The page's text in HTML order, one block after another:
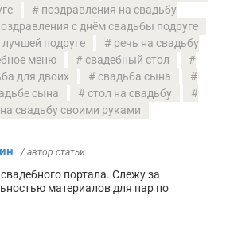
поздравления на свадьбу
с днём свадьбы подруге
подруге
речь на свадьбу
меню
свадебный стол
для двоих
свадьба сына
сына
стол на свадьбу
свадьбу своими руками
/ автор статьи
портала. Слежу за
материалов для пар по